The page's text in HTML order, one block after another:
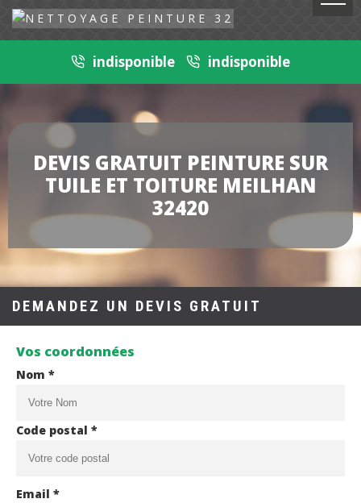
indisponible indisponible
DEVIS GRATUIT PEINTURE SUR
TUILE ET TOITURE MEILHAN
32420
DEMANDEZ UN DEVIS GRATUIT
Vos coordonnées
Nom *
Code postal *
Email *